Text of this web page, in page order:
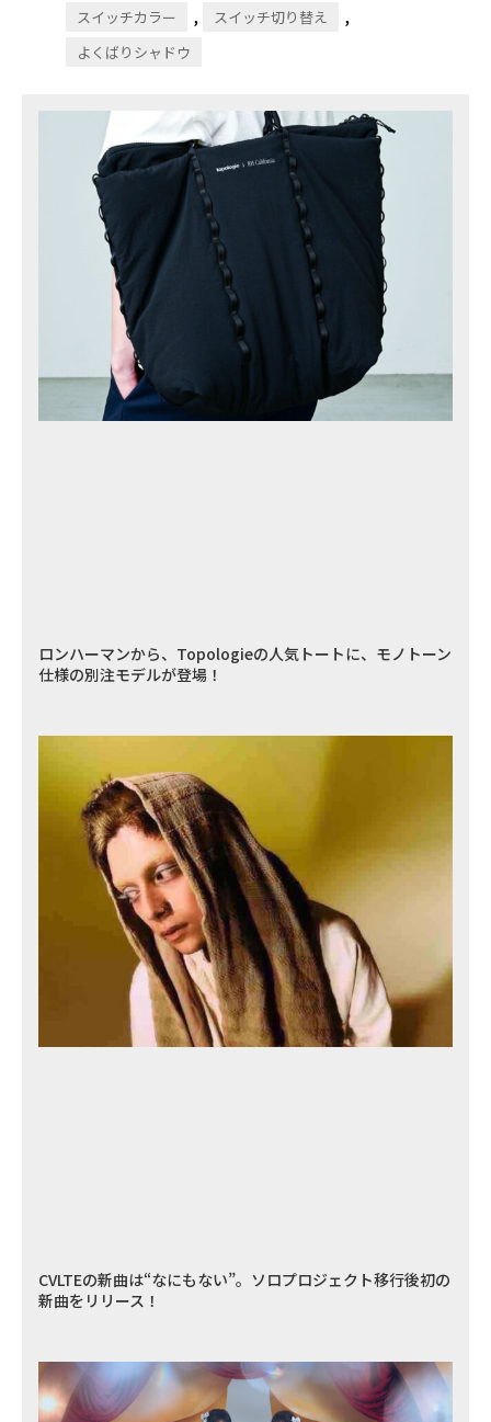
スイッチカラー , スイッチ切り替え ,
よくばりシャドウ
ロンハーマンから、Topologieの人気トートに、モノトーン
仕様の別注モデルが登場！
CVLTEの新曲は“なにもない”。ソロプロジェクト移行後初の
新曲をリリース！